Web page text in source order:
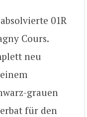
01R
Cours.
neu
grauen
für den